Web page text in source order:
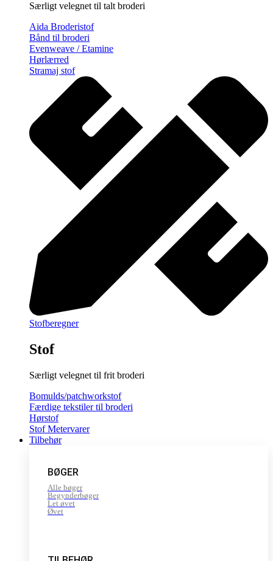
Særligt velegnet til talt broderi
Aida Broderistof
Bånd til broderi
Evenweave / Etamine
Hørlærred
Stramaj stof
Stofberegner
Stof
Særligt velegnet til frit broderi
Bomulds/patchworkstof
Færdige tekstiler til broderi
Hørstof
Stof Metervarer
Tilbehør
BØGER
Alle bøger
Begynderbøger
Let øvet
Øvet